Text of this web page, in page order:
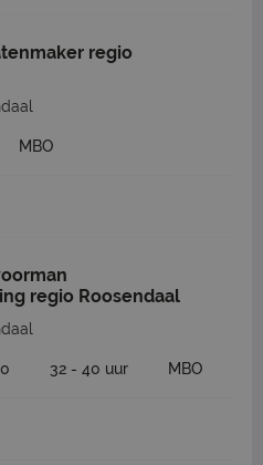
regio
MBO
regio Roosendaal
32 - 40 uur MBO